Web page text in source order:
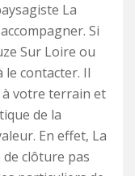
La
Si
Sur Loire ou
le contacter. Il
votre terrain et
de la
En effet, La
clôture pas